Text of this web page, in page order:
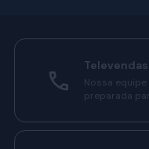
Televendas
Nossa
preparada